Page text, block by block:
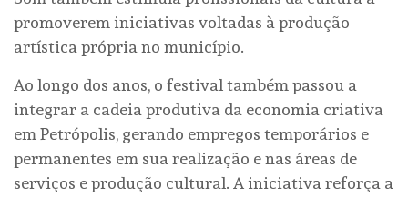
promoverem iniciativas voltadas à produção
artística própria no município.
Ao longo dos anos, o festival também passou a
integrar a cadeia produtiva da economia criativa
em Petrópolis, gerando empregos temporários e
permanentes em sua realização e nas áreas de
serviços e produção cultural. A iniciativa reforça a